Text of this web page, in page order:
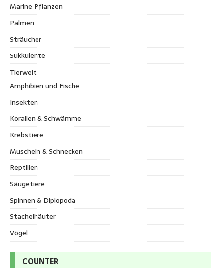
Marine Pflanzen
Palmen
Sträucher
Sukkulente
Tierwelt
Amphibien und Fische
Insekten
Korallen & Schwämme
Krebstiere
Muscheln & Schnecken
Reptilien
Säugetiere
Spinnen & Diplopoda
Stachelhäuter
Vögel
COUNTER